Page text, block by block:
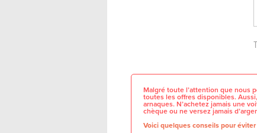
Malgré toute l’attention que nous
toutes les offres disponibles.
arnaques. N’achetez jamais une
chèque ou ne versez jamais
Voici quelques conseils pour